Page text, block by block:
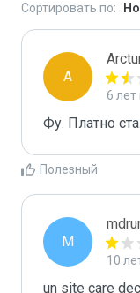
Сортировать по:
A
6 лет
Фу. Платно
Полезный
M
10
un site care